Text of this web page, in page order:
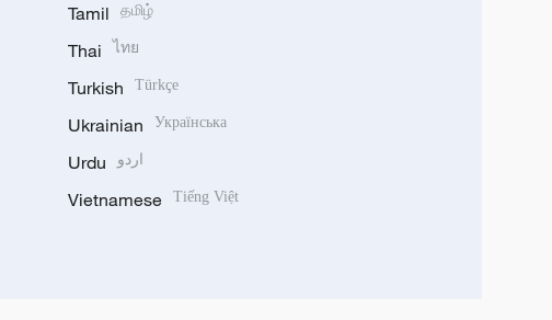
Tamil தமிழ்
Thai ไทย
Turkish Türkçe
Ukrainian Українська
Urdu اردو
Vietnamese Tiếng Việt